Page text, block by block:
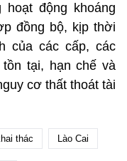
động khoáng
đồng bộ, kịp thời
của các cấp, các
tại, hạn chế và
cơ thất thoát tài
thác Lào Cai